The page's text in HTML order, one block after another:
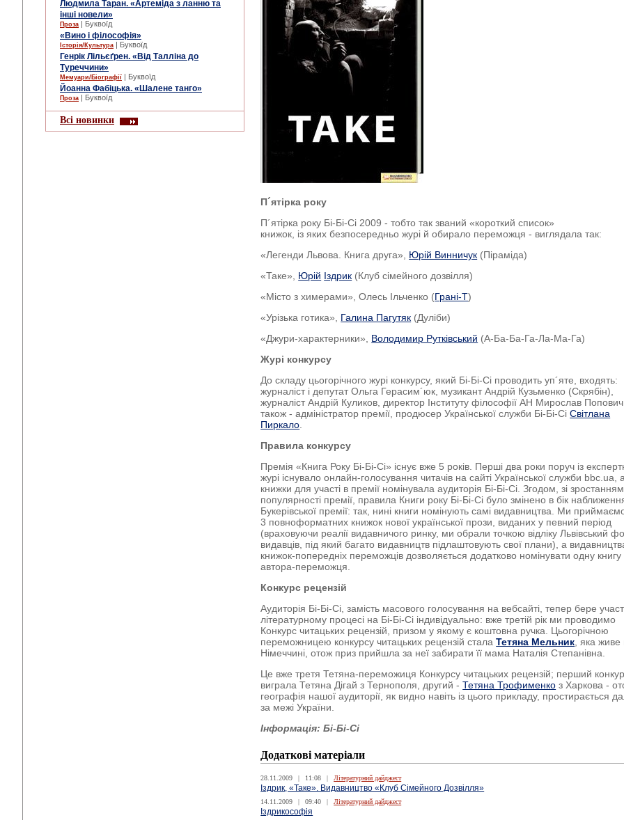
Людмила Таран. «Артеміда з ланню та
інші новели»
Проза | Буквоїд
«Вино і філософія»
Історія/Культура | Буквоїд
Генрік Лільєґрен. «Від Талліна до
Туреччини»
Мемуари/Біографії | Буквоїд
Йоанна Фабіцька. «Шалене танго»
Проза | Буквоїд
Всі новинки
П´ятірка року
П´ятірка року Бі-Бі-Сі 2009 - тобто так званий «короткий список»
книжок, із яких безпосередньо журі й обирало переможця - виглядала так:
«Легенди Львова. Книга друга», Юрій Винничук (Піраміда)
«Таке», Юрій Іздрик (Клуб сімейного дозвілля)
«Місто з химерами», Олесь Ільченко (Грані-Т)
«Урізька готика», Галина Пагутяк (Дуліби)
«Джури-характерники», Володимир Рутківський (А-Ба-Ба-Га-Ла-Ма-Га)
Журі конкурсу
До складу цьогорічного журі конкурсу, який Бі-Бі-Сі проводить уп´яте, входять:
журналіст і депутат Ольга Герасим´юк, музикант Андрій Кузьменко (Скрябін),
журналіст Андрій Куликов, директор Інституту філософії АН Мирослав
також - адміністратор премії, продюсер Української служби Бі-Бі-СіСвітлана
Пиркало
Правила конкурсу
Премія «Книга Року Бі-Бі-Сі» існує вже 5 років. Перші два роки поруч із
журі існувало онлайн-голосування читачів на сайті Української служби bbc.ua, а
книжки для участі в премії номінувала аудиторія Бі-Бі-Сі. Згодом, зі зростанням
популярності премії, правила Книги року Бі-Бі-Сі було змінено в бік
Букерівської премії: так, нині книги номінують самі видавництва. Ми
3 повноформатних книжок нової української прози, виданих у певний період
(враховуючи реалії видавничого ринку, ми обрали точкою відліку Львівський
видавців, під який багато видавництв підлаштовують свої плани), а
книжок-попередніх переможців дозволяється додатково номінувати одну книгу
автора-переможця.
Конкурс рецензій
Аудиторія Бі-Бі-Сі, замість масового голосування на вебсайті, тепер бере
літературному процесі на Бі-Бі-Сі індивідуально: вже третій рік ми проводимо
Конкурс читацьких рецензій, призом у якому є коштовна ручка. Цьогорічною
переможницею конкурсу читацьких рецензій сталаТетяна Мельник , яка живе
Німеччині, отож приз прийшла за неї забирати її мама Наталія Степанівна.
Це вже третя Тетяна-переможиця Конкурсу читацьких рецензій; перший
виграла Тетяна Дігай з Тернополя, другий -Тетяна Трофименко з Харкова -
географія нашої аудиторії, як видно навіть із цього прикладу, простирається
за межі України.
Інформація: Бі-Бі-Сі
Додаткові матеріали
28.11.2009 | 11:08 | Літературний дайджест
Іздрик, «Таке». Видавництво «Клуб Сімейного Дозвілля»
14.11.2009 | 09:40 | Літературний дайджест
Іздрикософія